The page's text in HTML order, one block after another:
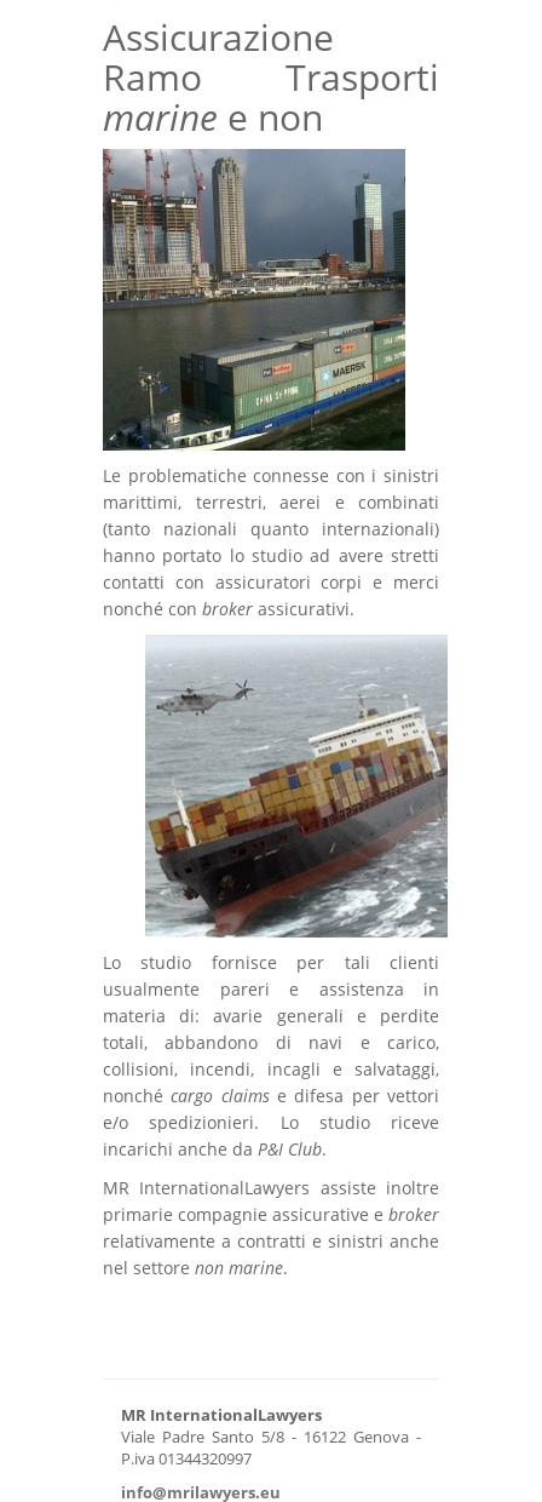
Assicurazione
Ramo Trasporti
marine e non
Le problematiche connesse con i sinistri
marittimi, terrestri, aerei e combinati
(tanto nazionali quanto internazionali)
hanno portato lo studio ad avere stretti
contatti con assicuratori corpi e merci
nonché con broker assicurativi.
Lo studio fornisce per tali clienti
usualmente pareri e assistenza in
materia di: avarie generali e perdite
totali, abbandono di navi e carico,
collisioni, incendi, incagli e salvataggi,
nonchécargo claimse difesa per vettori
e/o spedizionieri. Lo studio riceve
incarichi anche da P&I Club.
MR InternationalLawyers assiste inoltre
primarie compagnie assicurative e broker
relativamente a contratti e sinistri anche
nel settore non marine.
MR InternationalLawyers
Viale Padre Santo 5/8 - 16122 Genova -
P.iva 01344320997
info@mrilawyers.eu